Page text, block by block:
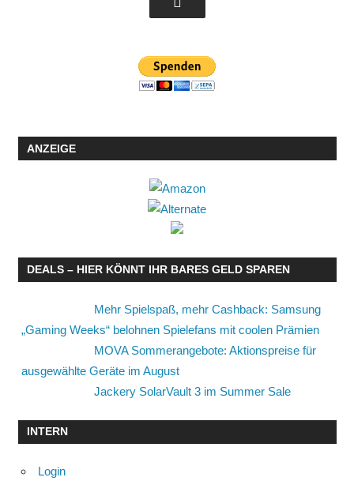
ANZEIGE
DEALS – HIER KÖNNT IHR BARES GELD SPAREN
Mehr Spielspaß, mehr Cashback: Samsung
„Gaming Weeks“ belohnen Spielefans mit coolen Prämien
MOVA Sommerangebote: Aktionspreise für
ausgewählte Geräte im August
Jackery SolarVault 3 im Summer Sale
INTERN
Login